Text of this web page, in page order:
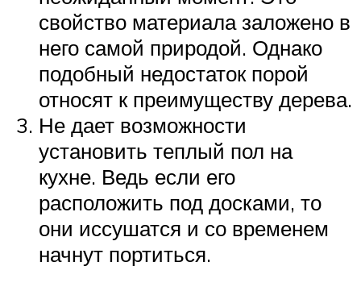
свойство материала заложено в
него самой природой. Однако
подобный недостаток порой
относят к преимуществу дерева.
Не дает возможности
установить теплый пол на
кухне. Ведь если его
расположить под досками, то
они иссушатся и со временем
начнут портиться.